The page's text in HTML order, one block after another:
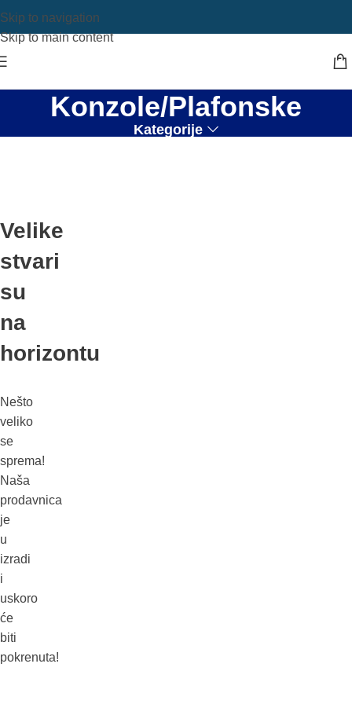
Skip to navigation
Skip to main content
Konzole/Plafonske
Kategorije
Velike
stvari
su
na
horizontu
Nešto
veliko
se
sprema!
Naša
prodavnica
je
u
izradi
i
uskoro
će
biti
pokrenuta!